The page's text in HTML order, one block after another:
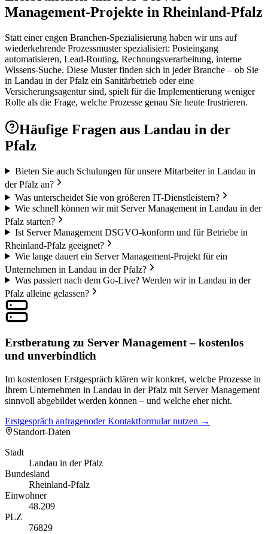
Management-Projekte in Rheinland-Pfalz
Statt einer engen Branchen-Spezialisierung haben wir uns auf
wiederkehrende Prozessmuster spezialisiert: Posteingang
automatisieren, Lead-Routing, Rechnungsverarbeitung, interne
Wissens-Suche. Diese Muster finden sich in jeder Branche – ob Sie
in Landau in der Pfalz ein Sanitärbetrieb oder eine
Versicherungsagentur sind, spielt für die Implementierung weniger
Rolle als die Frage, welche Prozesse genau Sie heute frustrieren.
Häufige Fragen aus Landau in der
Pfalz
Bieten Sie auch Schulungen für unsere Mitarbeiter in Landau in
der Pfalz an?
Was unterscheidet Sie von größeren IT-Dienstleistern?
Wie schnell können wir mit Server Management in Landau in der
Pfalz starten?
Ist Server Management DSGVO-konform und für Betriebe in
Rheinland-Pfalz geeignet?
Wie lange dauert ein Server Management-Projekt für ein
Unternehmen in Landau in der Pfalz?
Was passiert nach dem Go-Live? Werden wir in Landau in der
Pfalz alleine gelassen?
Erstberatung zu Server Management – kostenlos
und unverbindlich
Im kostenlosen Erstgespräch klären wir konkret, welche Prozesse in
Ihrem Unternehmen in Landau in der Pfalz mit Server Management
sinnvoll abgebildet werden können – und welche eher nicht.
Erstgespräch anfragenoder Kontaktformular nutzen →
Standort-Daten
Stadt
Landau in der Pfalz
Bundesland
Rheinland-Pfalz
Einwohner
48.209
PLZ
76829